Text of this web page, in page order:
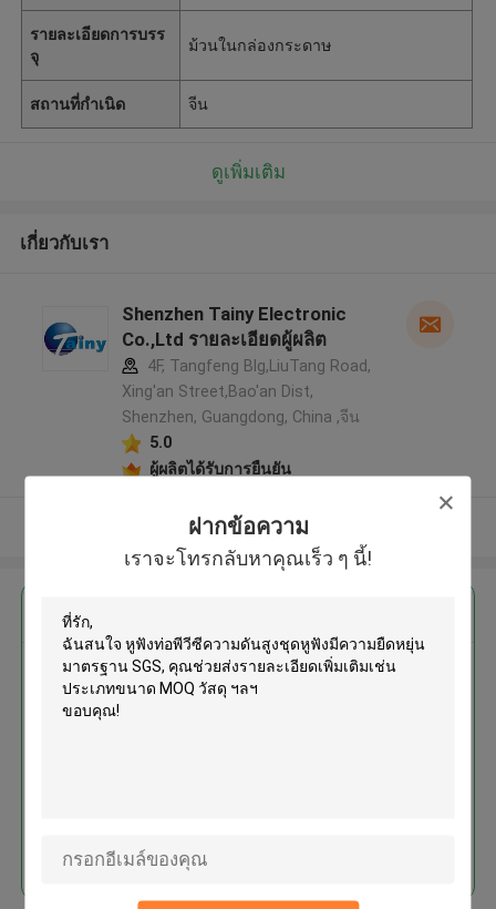
ฝากข้อความ
เราจะโทรกลับหาคุณเร็ว ๆ นี้!
รายละเอียดการบรร
จุ
ม้วนในกล่องกระดาษ
สถานที่กำเนิด จีน
ดูเพิ่มเติม
เกี่ยวกับเรา
Shenzhen Tainy Electronic
Co.,Ltd รายละเอียดผู้ผลิต
4F, Tangfeng Blg,LiuTang Road,
Xing'an Street,Bao'an Dist,
Shenzhen, Guangdong, China ,จีน
5.0
ผู้ผลิตได้รับการยืนยัน
ดูเพิ่มเติม
หูฟังท่อพีวีซีความดันสูงชุดหูฟังมี
ความยืดหยุ่นมาตรฐาน SGS